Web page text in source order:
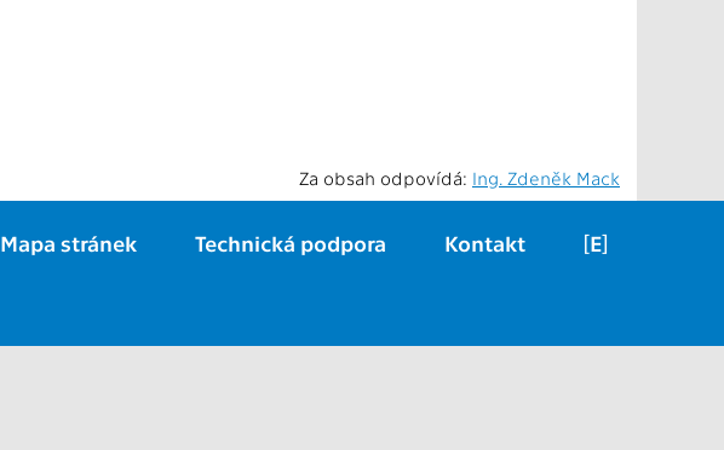
Za obsah odpovídá: Ing. Zdeněk Mack
[E]
Kontakt
Technická podpora
Mapa stránek